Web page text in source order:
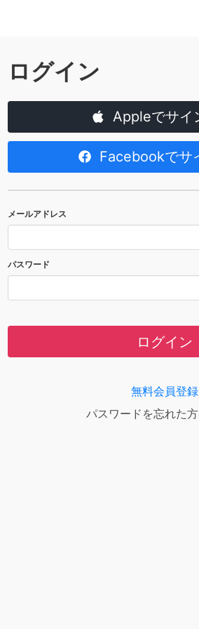
ログイン
Appleでサイ
Facebookでサ
メールアドレス
パスワード
ログイン
無料会員登録
パスワードを忘れた